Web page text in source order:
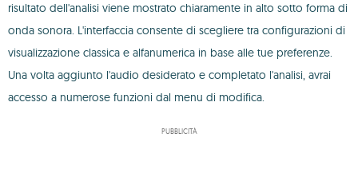
risultato dell'analisi viene mostrato chiaramente in alto sotto forma di
onda sonora. L'interfaccia consente di scegliere tra configurazioni di
visualizzazione classica e alfanumerica in base alle tue preferenze.
Una volta aggiunto l'audio desiderato e completato l'analisi, avrai
accesso a numerose funzioni dal menu di modifica.
PUBBLICITÀ